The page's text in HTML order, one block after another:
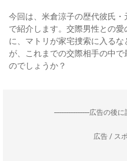
今回は、米倉涼子の歴代彼氏
で紹介します。交際男性との
に、マトリが家宅捜索に入る
が、これまでの交際相手の中
のでしょうか？
--------------------広告の後
広告 / ス